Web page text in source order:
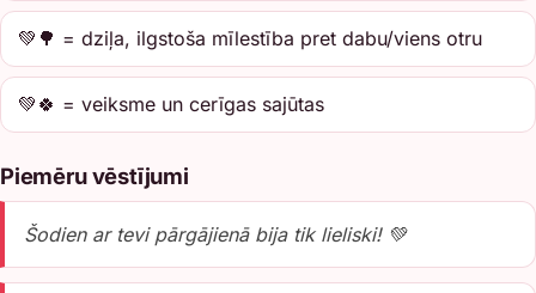
💚🌳 = dziļa, ilgstoša mīlestība pret dabu/viens otru
💚🍀 = veiksme un cerīgas sajūtas
Piemēru vēstījumi
Šodien ar tevi pārgājienā bija tik lieliski! 💚